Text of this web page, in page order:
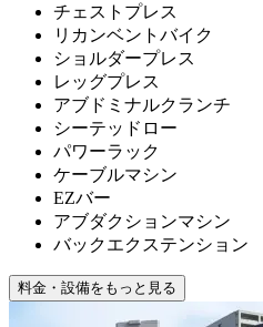
チェストプレス
リカンベントバイク
ショルダープレス
レッグプレス
アブドミナルクランチ
シーテッドロー
パワーラック
ケーブルマシン
EZバー
アブダクションマシン
バックエクステンション
料金・設備をもっと見る